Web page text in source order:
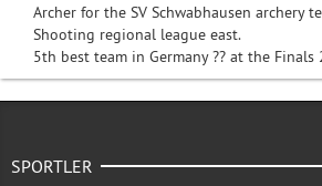
Archer for the SV Schwabhausen archery
Shooting regional league east.
5th best team in Germany ?? at the Finals
SPORTLER